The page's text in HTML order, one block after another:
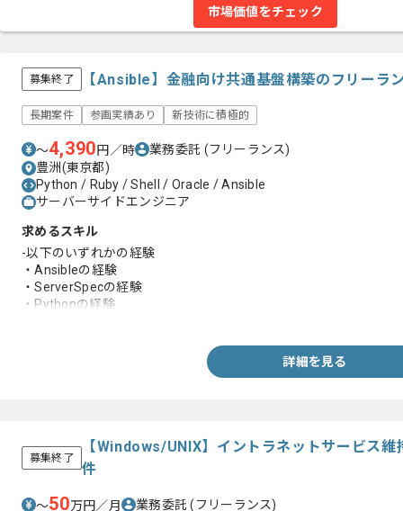
市場価値をチェック
募集終了 【Ansible】金融向け共通基盤構築のフリーラ
長期案件 参画実績あり 新技術に積極的
〜4,390円／時 業務委託 (フリーランス)
豊洲(東京都)
Python / Ruby / Shell / Oracle / Ansible
サーバーサイドエンジニア
求めるスキル
-以下のいずれかの経験
・Ansibleの経験
・ServerSpecの経験
・Pythonの経験
詳細を見る
募集終了
【Windows/UNIX】イントラネットサービス維
件
〜50万円／月 業務委託(フリーランス)